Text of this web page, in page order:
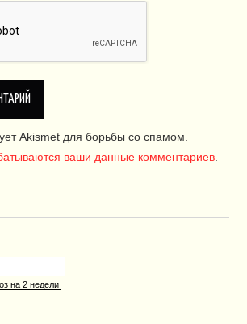
Akismet для борьбы со спамом.
ваши данные комментариев.